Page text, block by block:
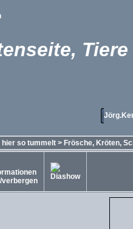
hier so tummelt > Frösche, Kröten,